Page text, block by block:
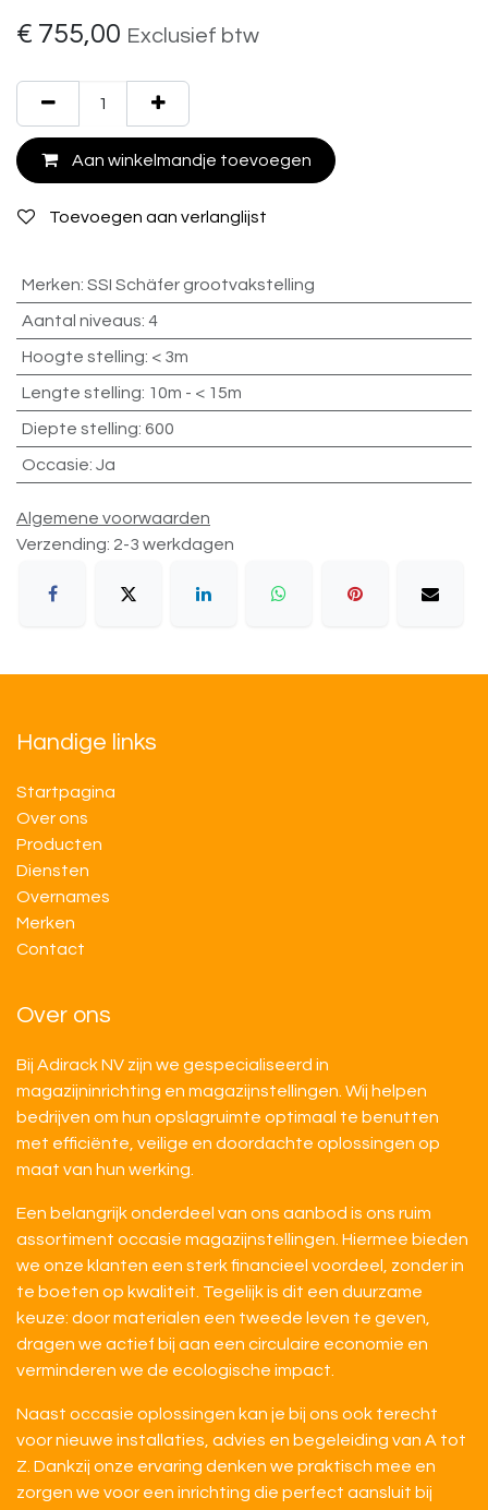
€ 755,00 Exclusief btw
Aan winkelmandje toevoegen
Toevoegen aan verlanglijst
Merken: SSI Schäfer grootvakstelling
Aantal niveaus: 4
Hoogte stelling: < 3m
Lengte stelling: 10m - < 15m
Diepte stelling: 600
Occasie: Ja
Algemene voorwaarden
Verzending: 2-3 werkdagen
Handige links
Startpagina
Over ons
Producten
Diensten
Overnames
M​​erken
Contact
Over ons
Bij Adirack NV zijn we gespecialiseerd in
magazijninrichting en magazijnstellingen. Wij helpen
bedrijven om hun opslagruimte optimaal te benutten
met efficiënte, veilige en doordachte oplossingen op
maat van hun werking.
Een belangrijk onderdeel van ons aanbod is ons ruim
assortiment occasie magazijnstellingen. Hiermee bieden
we onze klanten een sterk financieel voordeel, zonder in
te boeten op kwaliteit. Tegelijk is dit een duurzame
keuze: door materialen een tweede leven te geven,
dragen we actief bij aan een circulaire economie en
verminderen we de ecologische impact.
Naast occasie oplossingen kan je bij ons ook terecht
voor nieuwe installaties, advies en begeleiding van A tot
Z. Dankzij onze ervaring denken we praktisch mee en
zorgen we voor een inrichting die perfect aansluit bij